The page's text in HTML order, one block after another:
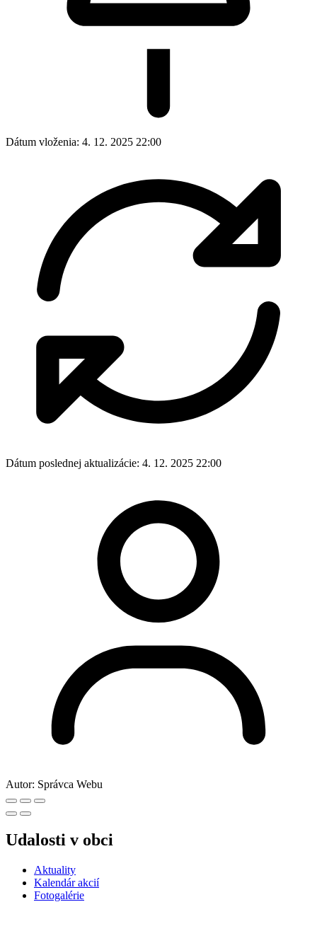
Dátum vloženia: 4. 12. 2025 22:00
Dátum poslednej aktualizácie: 4. 12. 2025 22:00
Autor: Správca Webu
Udalosti v obci
Aktuality
Kalendár akcií
Fotogalérie